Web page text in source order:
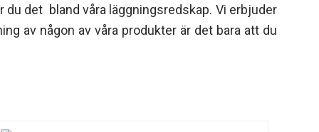
det bland våra läggningsredskap. Vi erbjuder
av någon av våra produkter är det bara att du